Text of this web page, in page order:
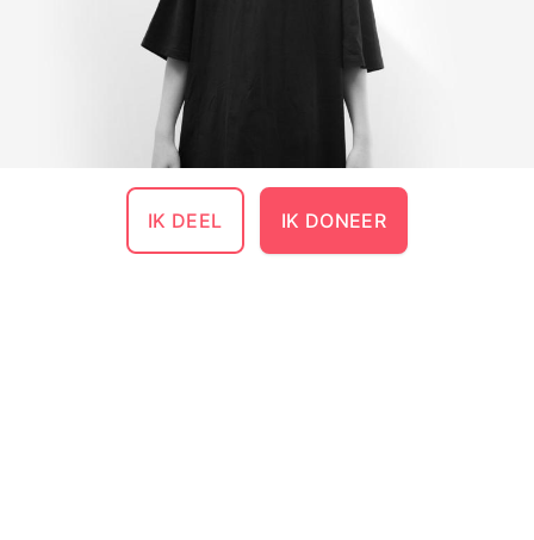
IK DEEL IK DONEER